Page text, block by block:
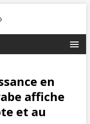
en
affiche
et au